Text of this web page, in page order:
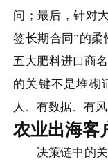
问；最后，针对
签长期合同”的
五大肥料进口商
的关键不是堆砌
人、有数据、有
农业出海客
决策链中的关